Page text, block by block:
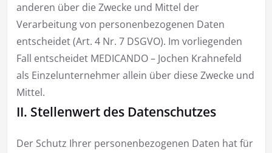
anderen über die Zwecke und Mittel der
Verarbeitung von personenbezogenen Daten
entscheidet (Art. 4 Nr. 7 DSGVO). Im vorliegenden
Fall entscheidet MEDICANDO – Jochen Krahnefeld
als Einzelunternehmer allein über diese Zwecke und
Mittel.
II. Stellenwert des Datenschutzes
Der Schutz Ihrer personenbezogenen Daten hat für